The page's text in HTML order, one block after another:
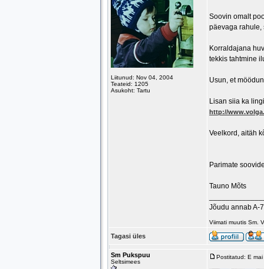
Liitunud: Nov 04, 2004
Teateid: 1205
Asukoht: Tartu
Soovin omalt
päevaga rahule,
Korraldajana
tekkis tahtmine
Usun, et
Lisan siia ka
http://
Veelkord, aitäh
Parimate
Tauno Mõts
Jõudu annab A-
Viimati muutis Sm.
Tagasi üles
Sm Pukspuu
Seltsimees
Postitatud: E